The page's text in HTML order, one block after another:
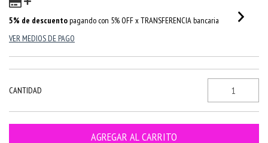
5% de descuentopagando con 5% OFF x TRANSFERENCIA bancaria
VER MEDIOS DE PAGO
CANTIDAD